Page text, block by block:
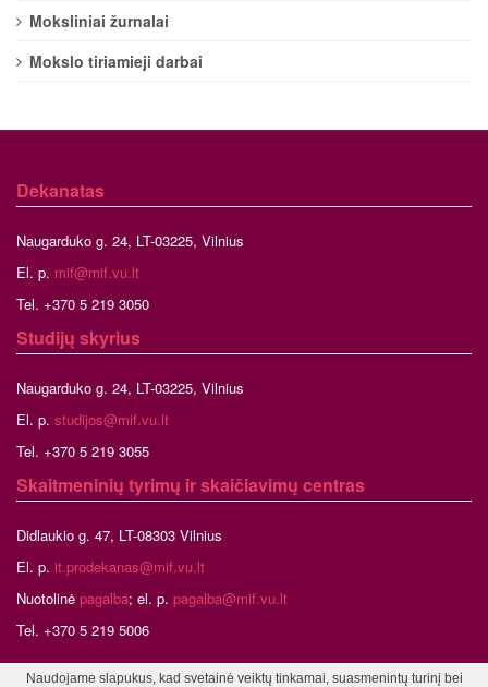
Moksliniai žurnalai
Mokslo tiriamieji darbai
Dekanatas
Naugarduko g. 24, LT-03225, Vilnius
El. p. mif@mif.vu.lt
Tel. +370 5 219 3050
Studijų skyrius
Naugarduko g. 24, LT-03225, Vilnius
El. p. studijos@mif.vu.lt
Tel. +370 5 219 3055
Skaitmeninių tyrimų ir skaičiavimų centras
Didlaukio g. 47, LT-08303 Vilnius
El. p. it.prodekanas@mif.vu.lt
Nuotolinė pagalba; el. p. pagalba@mif.vu.lt
Tel. +370 5 219 5006
Naudojame slapukus, kad svetainė veiktų tinkamai, suasmenintų turinį bei